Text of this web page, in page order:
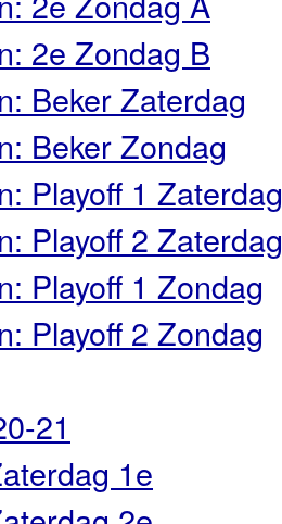
2e Zondag B
Beker Zaterdag
Beker Zondag
Playoff 1 Zaterdag
Playoff 2 Zaterdag
Playoff 1 Zondag
Playoff 2 Zondag
21
1e